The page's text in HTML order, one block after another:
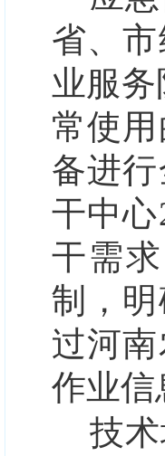
省、
业服
常使
备进
干中
干需
制，
过河
作业信
技